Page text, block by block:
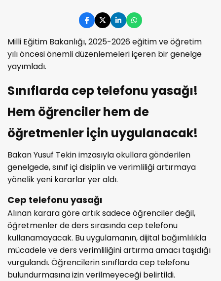
Milli Eğitim Bakanlığı, 2025-2026 eğitim ve öğretim
yılı öncesi önemli düzenlemeleri içeren bir genelge
yayımladı.
Sınıflarda cep telefonu yasağı!
Hem öğrenciler hem de
öğretmenler için uygulanacak!
Bakan Yusuf Tekin imzasıyla okullara gönderilen
genelgede, sınıf içi disiplin ve verimliliği artırmaya
yönelik yeni kararlar yer aldı.
Cep telefonu yasağı
Alınan karara göre artık sadece öğrenciler değil,
öğretmenler de ders sırasında cep telefonu
kullanamayacak. Bu uygulamanın, dijital bağımlılıkla
mücadele ve ders verimliliğini artırma amacı taşıdığı
vurgulandı. Öğrencilerin sınıflarda cep telefonu
bulundurmasına izin verilmeyeceği belirtildi.